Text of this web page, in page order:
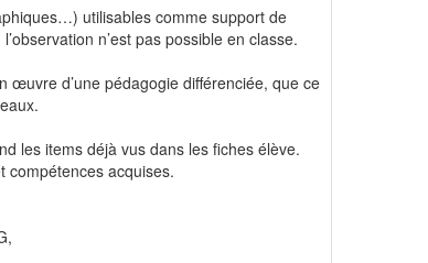
utilisables comme support de
n’est pas possible en classe.
œuvre d’une pédagogie différenciée, que ce
les items déjà vus dans les fiches élève.
compétences acquises.